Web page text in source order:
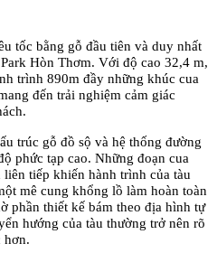
tốc bằng gỗ đầu tiên và duy nhất
Hòn Thơm. Với độ cao 32,4 m,
trình 890m đầy những khúc cua
đến trải nghiệm cảm giác
trúc gỗ đồ sộ và hệ thống đường
phức tạp cao. Những đoạn cua
tiếp khiến hành trình của tàu
mê cung khổng lồ làm hoàn toàn
phần thiết kế bám theo địa hình tự
hướng của tàu thường trở nên rõ
hơn.